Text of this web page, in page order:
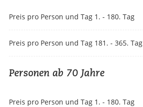
Preis pro Person und Tag 1. - 180. Tag
Preis pro Person und Tag 181. - 365. Tag
Personen ab 70 Jahre
Preis pro Person und Tag 1. - 180. Tag